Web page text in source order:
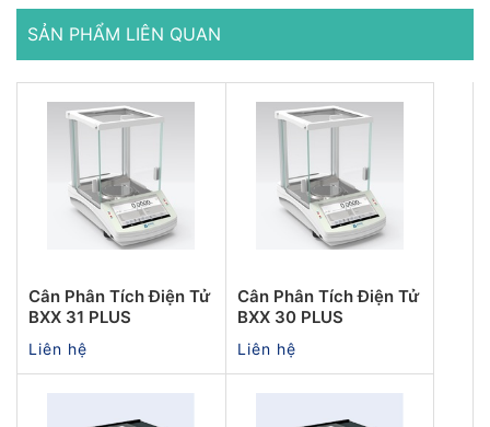
SẢN PHẨM LIÊN QUAN
Cân Phân Tích Điện Tử
BXX 31 PLUS
Liên hệ
Cân Phân Tích Điện Tử
BXX 30 PLUS
Liên hệ